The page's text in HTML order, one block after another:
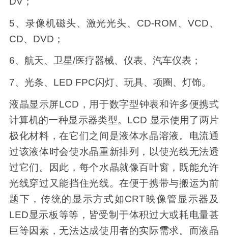
5、录像机磁头、激光光头、CD-ROM、VCD、
CD、DVD；
6、航天、卫星/医疗器械、仪表、汽车仪表；
7、光条、LED FPC闪灯、玩具、项圈、灯饰。
液晶显示屏LCD，用于数字型钟表和许多便携式
计算机的一种显示器类型。LCD 显示使用了两片
极化材料，在它们之间是液体水晶溶液。电流通
过该液体时会使水晶重新排列，以使光线无法透
过它们。因此，每个水晶就像百叶窗，既能允许
光线穿过又能挡住光线。在便于携带与搬运为前
题下，传统的显示方式如CRT映像管显示器及
LED显示板等等，皆受制于体积过大或耗电量甚
巨等因素，无法达成使用者的实际需求。而液晶